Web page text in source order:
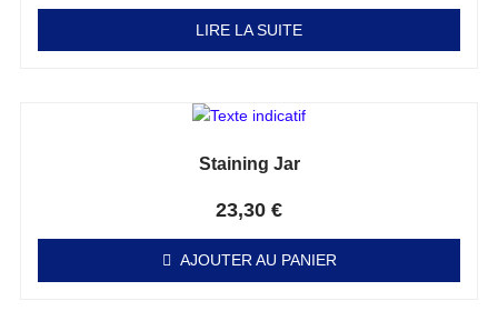
LIRE LA SUITE
Staining Jar
23,30 €
AJOUTER AU PANIER